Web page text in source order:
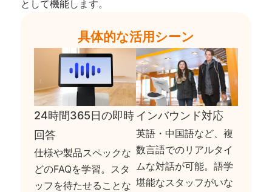
として機能します。
具体的な活用シーン
24時間365日の即時
回答
仕様や製品スペックな
どのFAQを学習。スタ
ッフを待たせることな
インバウンド対応
英語・中国語など、複
数言語でのリアルタイ
ムな対話が可能。語学
堪能なスタッフがいな